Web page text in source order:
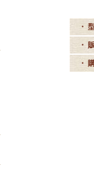
・
・
・